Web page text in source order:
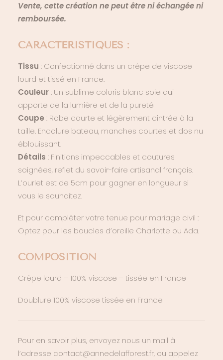
Vente, cette création ne peut être ni échangée ni
remboursée.
CARACTERISTIQUES :
Tissu : Confectionné dans un crêpe de viscose
lourd et tissé en France.
Couleur: Un sublime coloris blanc soie qui
apporte de la lumière et de la pureté
Coupe : Robe courte et légèrement cintrée à la
taille. Encolure bateau, manches courtes et dos nu
éblouissant.
Détails : Finitions impeccables et coutures
soignées, reflet du savoir-faire artisanal français.
L’ourlet est de 5cm pour gagner en longueur si
vous le souhaitez.
Et pour compléter votre tenue pour mariage civil :
Optez pour les boucles d’oreille Charlotte ou Ada.
COMPOSITION
Crêpe lourd – 100% viscose – tissée en France
Doublure 100% viscose tissée en France
Pour en savoir plus, envoyez nous un mail à
l’adresse contact@annedelafforest.fr, ou appelez